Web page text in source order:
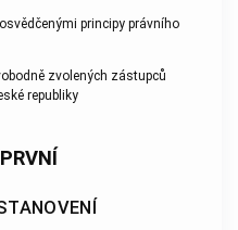
principy právního
zvolených zástupců
republiky